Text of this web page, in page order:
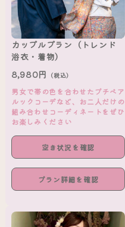
カップルプラン（トレンド
浴衣・着物）
8,980円 （税込）
男女で帯の色を合わせたプチペア
ルックコーデなど、お二人だけの
組み合わせコーディネートをぜひ
お楽しみください
空き状況を確認
プラン詳細を確認